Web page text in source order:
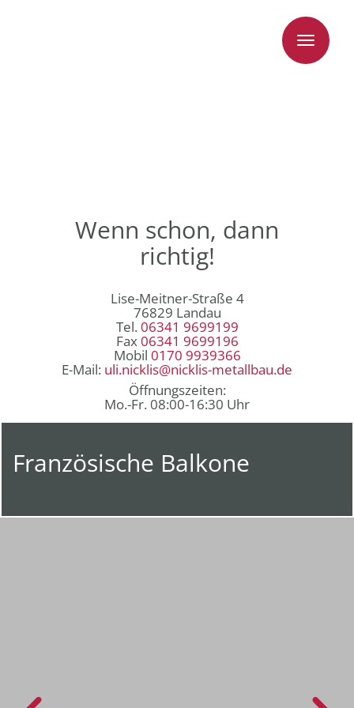
Toggle
Wenn schon, dann
richtig!
Lise-Meitner-Straße 4
76829 Landau
Tel. 06341 9699199
Fax 06341 9699196
Mobil 0170 9939366
E-Mail: uli.nicklis@nicklis-metallbau.de
Öffnungszeiten:
Mo.-Fr. 08:00-16:30 Uhr
Franzö­si­sche Balkone